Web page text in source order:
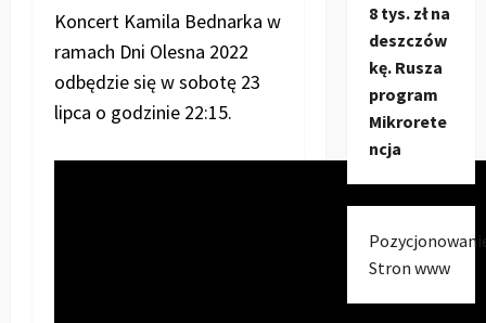
Koncert Kamila Bednarka w
ramach Dni Olesna 2022
odbędzie się w sobotę 23
lipca o godzinie 22:15.
8 tys. zł na
deszczów
kę. Rusza
program
Mikrorete
ncja
Stron www